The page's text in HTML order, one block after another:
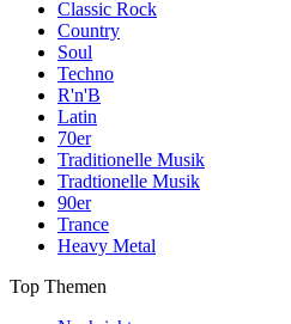
Classic Rock
Country
Soul
Techno
R'n'B
Latin
70er
Traditionelle Musik
Tradtionelle Musik
90er
Trance
Heavy Metal
Top Themen